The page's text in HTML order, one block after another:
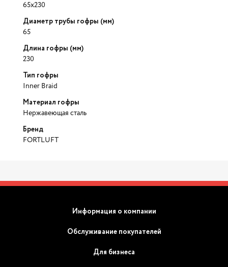
65x230
Диаметр трубы гофры (мм)
65
Длина гофры (мм)
230
Тип гофры
Inner Braid
Материал гофры
Нержавеющая сталь
Бренд
FORTLUFT
Информация о компании
Обслуживание покупателей
Для бизнеса